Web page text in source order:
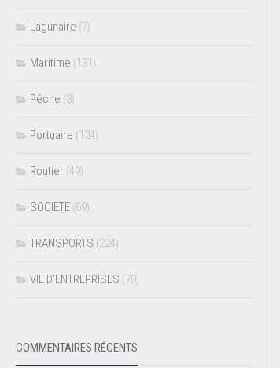
Lagunaire (7)
Maritime (131)
Pêche (3)
Portuaire (124)
Routier (49)
SOCIETE (69)
TRANSPORTS (224)
VIE D’ENTREPRISES (70)
COMMENTAIRES RÉCENTS